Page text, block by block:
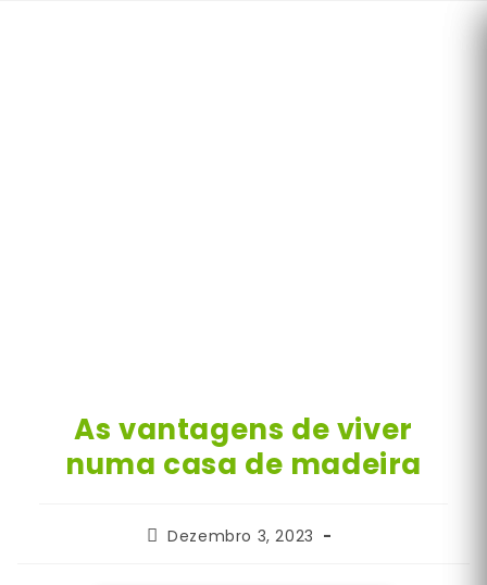
As vantagens de viver
numa casa de madeira
PostDezembro 3, 2023